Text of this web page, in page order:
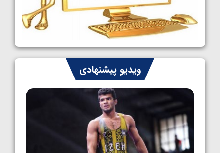
1405/05/07
ایران چشم به راه چهار مدال در پنج وزن دوم
کشتی فرنگی نوجوانان جهان
1405/05/06
کشتی فرنگی نوجوان جهان؛ رضایی تنها طلایی
پنج وزن نخست
1405/05/06
ویدیو پیشنهادی